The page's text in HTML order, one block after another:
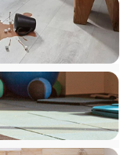
gian rất lớn,
ở. Do vậy, các
thiết kế với kích
thanh sàn này
từ 20 – 25mm để
trong lắp đặt, các